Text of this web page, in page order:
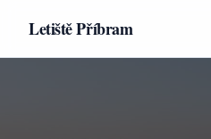
Letiště Příbram